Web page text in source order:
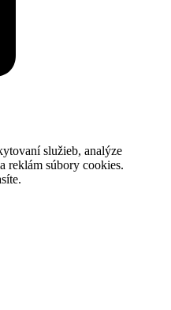
služieb, analýze
reklám súbory cookies.